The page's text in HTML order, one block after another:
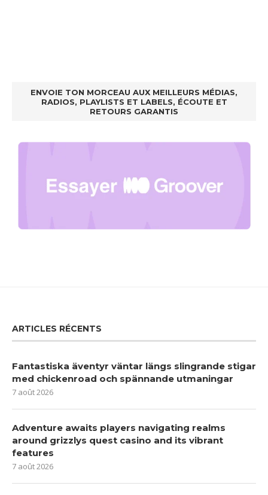
ENVOIE TON MORCEAU AUX MEILLEURS MÉDIAS,
RADIOS, PLAYLISTS ET LABELS, ÉCOUTE ET
RETOURS GARANTIS
ARTICLES RÉCENTS
Fantastiska äventyr väntar längs slingrande stigar
med chickenroad och spännande utmaningar
7 août 2026
Adventure awaits players navigating realms
around grizzlys quest casino and its vibrant
features
7 août 2026